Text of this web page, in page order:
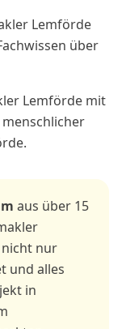
Lemförde
über
Lemförde mit
aus über 15
nur
und alles
in